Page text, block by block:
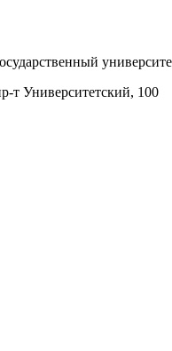
т Университетский, 100